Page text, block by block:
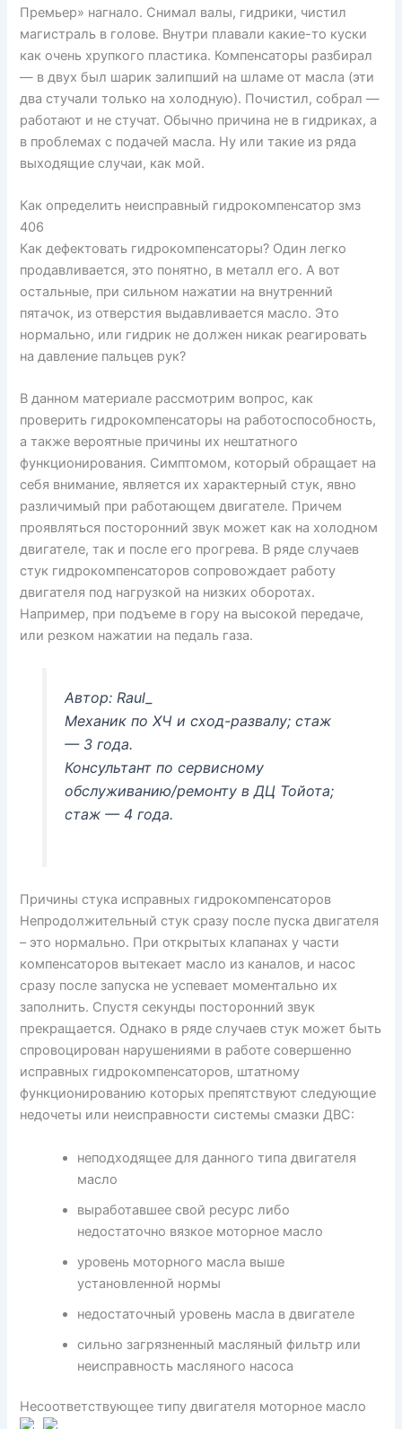
Премьер» нагнало. Снимал валы, гидрики, чистил
магистраль в голове. Внутри плавали какие-то куски
как очень хрупкого пластика. Компенсаторы разбирал
— в двух был шарик залипший на шламе от масла (эти
два стучали только на холодную). Почистил, собрал —
работают и не стучат. Обычно причина не в гидриках, а
в проблемах с подачей масла. Ну или такие из ряда
выходящие случаи, как мой.
Как определить неисправный гидрокомпенсатор змз
406
Как дефектовать гидрокомпенсаторы? Один легко
продавливается, это понятно, в металл его. А вот
остальные, при сильном нажатии на внутренний
пятачок, из отверстия выдавливается масло. Это
нормально, или гидрик не должен никак реагировать
на давление пальцев рук?
В данном материале рассмотрим вопрос, как
проверить гидрокомпенсаторы на работоспособность,
а также вероятные причины их нештатного
функционирования. Симптомом, который обращает на
себя внимание, является их характерный стук, явно
различимый при работающем двигателе. Причем
проявляться посторонний звук может как на холодном
двигателе, так и после его прогрева. В ряде случаев
стук гидрокомпенсаторов сопровождает работу
двигателя под нагрузкой на низких оборотах.
Например, при подъеме в гору на высокой передаче,
или резком нажатии на педаль газа.
Автор: Raul_
Механик по ХЧ и сход-развалу; стаж
— 3 года.
Консультант по сервисному
обслуживанию/ремонту в ДЦ Тойота;
стаж — 4 года.
Причины стука исправных гидрокомпенсаторов
Непродолжительный стук сразу после пуска двигателя
– это нормально. При открытых клапанах у части
компенсаторов вытекает масло из каналов, и насос
сразу после запуска не успевает моментально их
заполнить. Спустя секунды посторонний звук
прекращается. Однако в ряде случаев стук может быть
спровоцирован нарушениями в работе совершенно
исправных гидрокомпенсаторов, штатному
функционированию которых препятствуют следующие
недочеты или неисправности системы смазки ДВС:
неподходящее для данного типа двигателя
масло
выработавшее свой ресурс либо
недостаточно вязкое моторное масло
уровень моторного масла выше
установленной нормы
недостаточный уровень масла в двигателе
сильно загрязненный масляный фильтр или
неисправность масляного насоса
Несоответствующее типу двигателя моторное масло